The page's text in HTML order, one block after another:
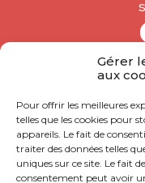
Gérer
aux
Pour offrir les meilleures
telles que les cookies pour
appareils. Le fait de
traiter des données telles
uniques sur ce site. Le fait
consentement peut avoir